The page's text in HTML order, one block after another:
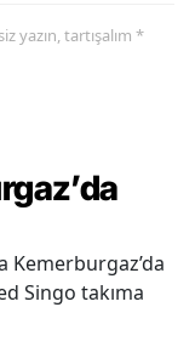
yazın, tartışalım *
Kemerburgaz’da
Singo takıma